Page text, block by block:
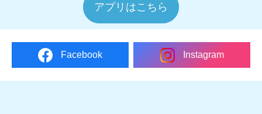
アプリはこちら
Facebook Instagram